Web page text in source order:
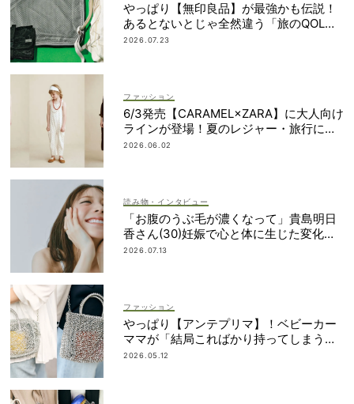
やっぱり【無印良品】が最強かも伝説！
あるとないとじゃ全然違う「旅のQOL爆
上げアイテム」
2026.07.23
ファッション
6/3発売【CARAMEL×ZARA】に大人向け
ラインが登場！夏のレジャー・旅行にも
おすすめ
2026.06.02
読み物・インタビュー
「お腹のうぶ毛が濃くなって」貴島明日
香さん(30)妊娠で心と体に生じた変化も
「愛しいです」
2026.07.13
ファッション
やっぱり【アンテプリマ】！ベビーカー
ママが「結局こればかり持ってしまう」
納得の理由
2026.05.12